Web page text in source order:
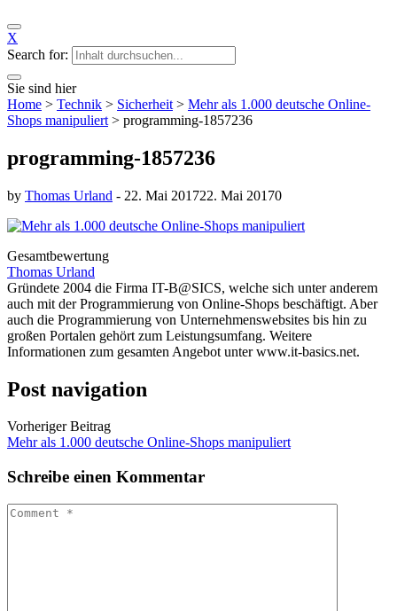
X
Search for:
Sie sind hier
Home > Technik > Sicherheit > Mehr als 1.000 deutsche Online-
Shops manipuliert > programming-1857236
programming-1857236
by Thomas Urland - 22. Mai 201722. Mai 20170
Gesamtbewertung
Thomas Urland
Gründete 2004 die Firma IT-B@SICS, welche sich unter anderem
auch mit der Programmierung von Online-Shops beschäftigt. Aber
auch die Programmierung von Unternehmenswebsites bis hin zu
großen Portalen gehört zum Leistungsumfang. Weitere
Informationen zum gesamten Angebot unter www.it-basics.net.
Post navigation
Vorheriger Beitrag
Mehr als 1.000 deutsche Online-Shops manipuliert
Schreibe einen Kommentar